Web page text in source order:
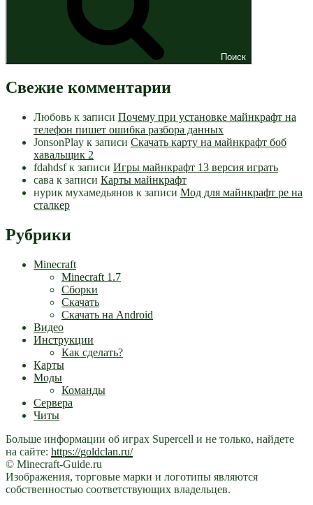
Поиск
Свежие комментарии
Любовь к записи Почему при установке майнкрафт на
телефон пишет ошибка разбора данных
JonsonPlay к записи Скачать карту на майнкрафт боб
хавальщик 2
fdahdsfк записи Игры майнкрафт 13 версия играть
сава к записи Карты майнкрафт
нурик мухамедьянов к записи Мод для майнкрафт pe на
сталкер
Рубрики
Minecraft
Minecraft 1.7
Сборки
Скачать
Скачать на Android
Видео
Инструкции
Как сделать?
Карты
Моды
Команды
Сервера
Читы
Больше информации об играх Supercell и не только, найдете
на сайте: https://goldclan.ru/
© Minecraft-Guide.ru
Изображения, торговые марки и логотипы являются
собственностью соответствующих владельцев.